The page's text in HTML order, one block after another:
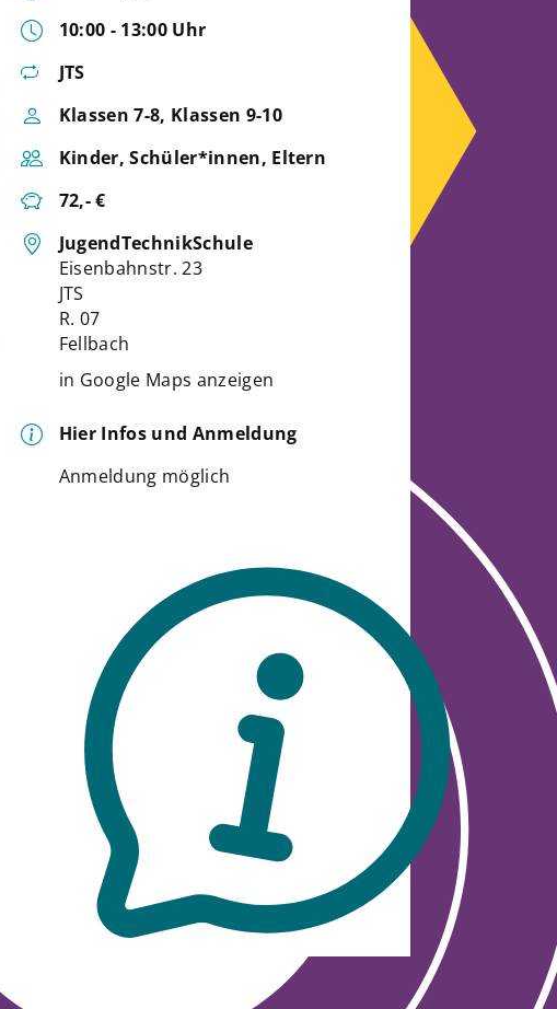
10:00 - 13:00 Uhr
JTS
Klassen 7-8, Klassen 9-10
Kinder, Schüler*innen, Eltern
72,- €
JugendTechnikSchule
Eisenbahnstr. 23
JTS
R. 07
Fellbach
in Google Maps anzeigen
Hier Infos und Anmeldung
Anmeldung möglich